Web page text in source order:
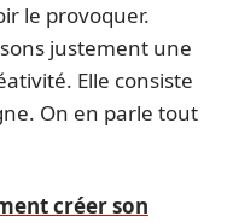
le provoquer.
justement une
Elle consiste
On en parle tout
créer son